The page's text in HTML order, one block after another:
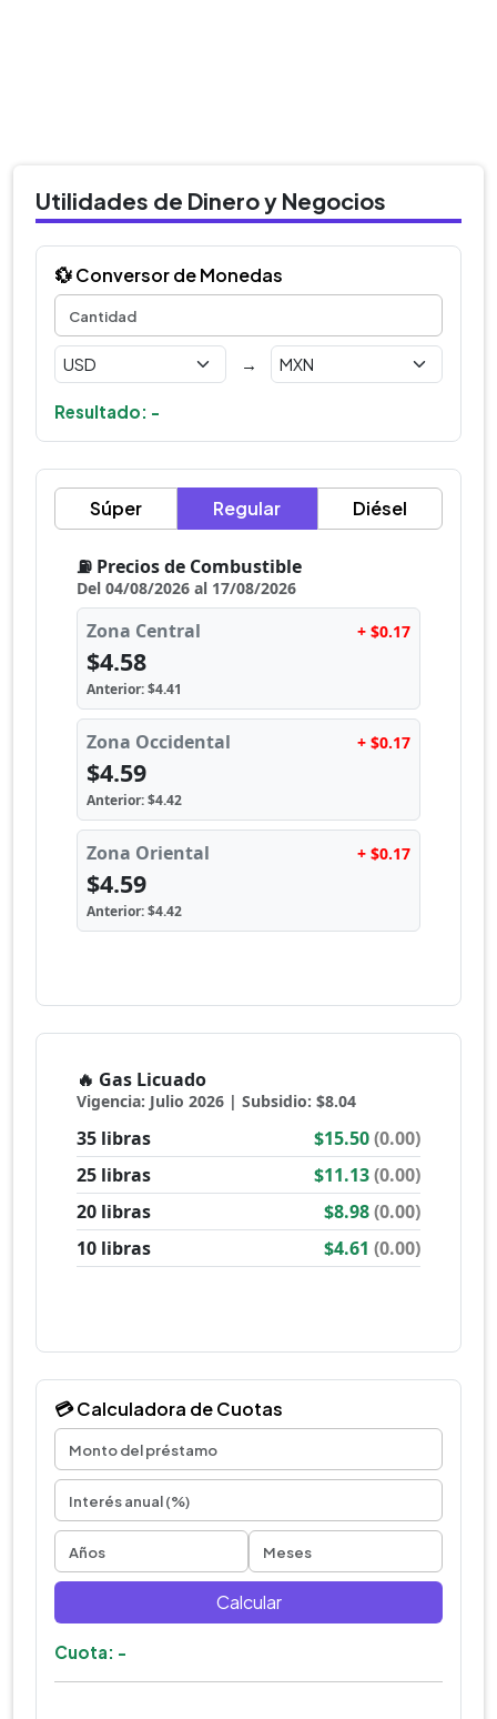
Utilidades de Dinero y Negocios
💱 Conversor de Monedas
→
Resultado: -
Súper Regular Diésel
💳 Calculadora de Cuotas
Calcular
Cuota: -